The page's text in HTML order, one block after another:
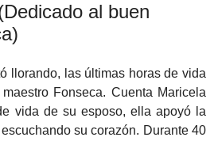
al buen
llorando, las últimas horas de vida
Fonseca. Cuenta Maricela
vida de su esposo, ella apoyó la
su corazón. Durante 40